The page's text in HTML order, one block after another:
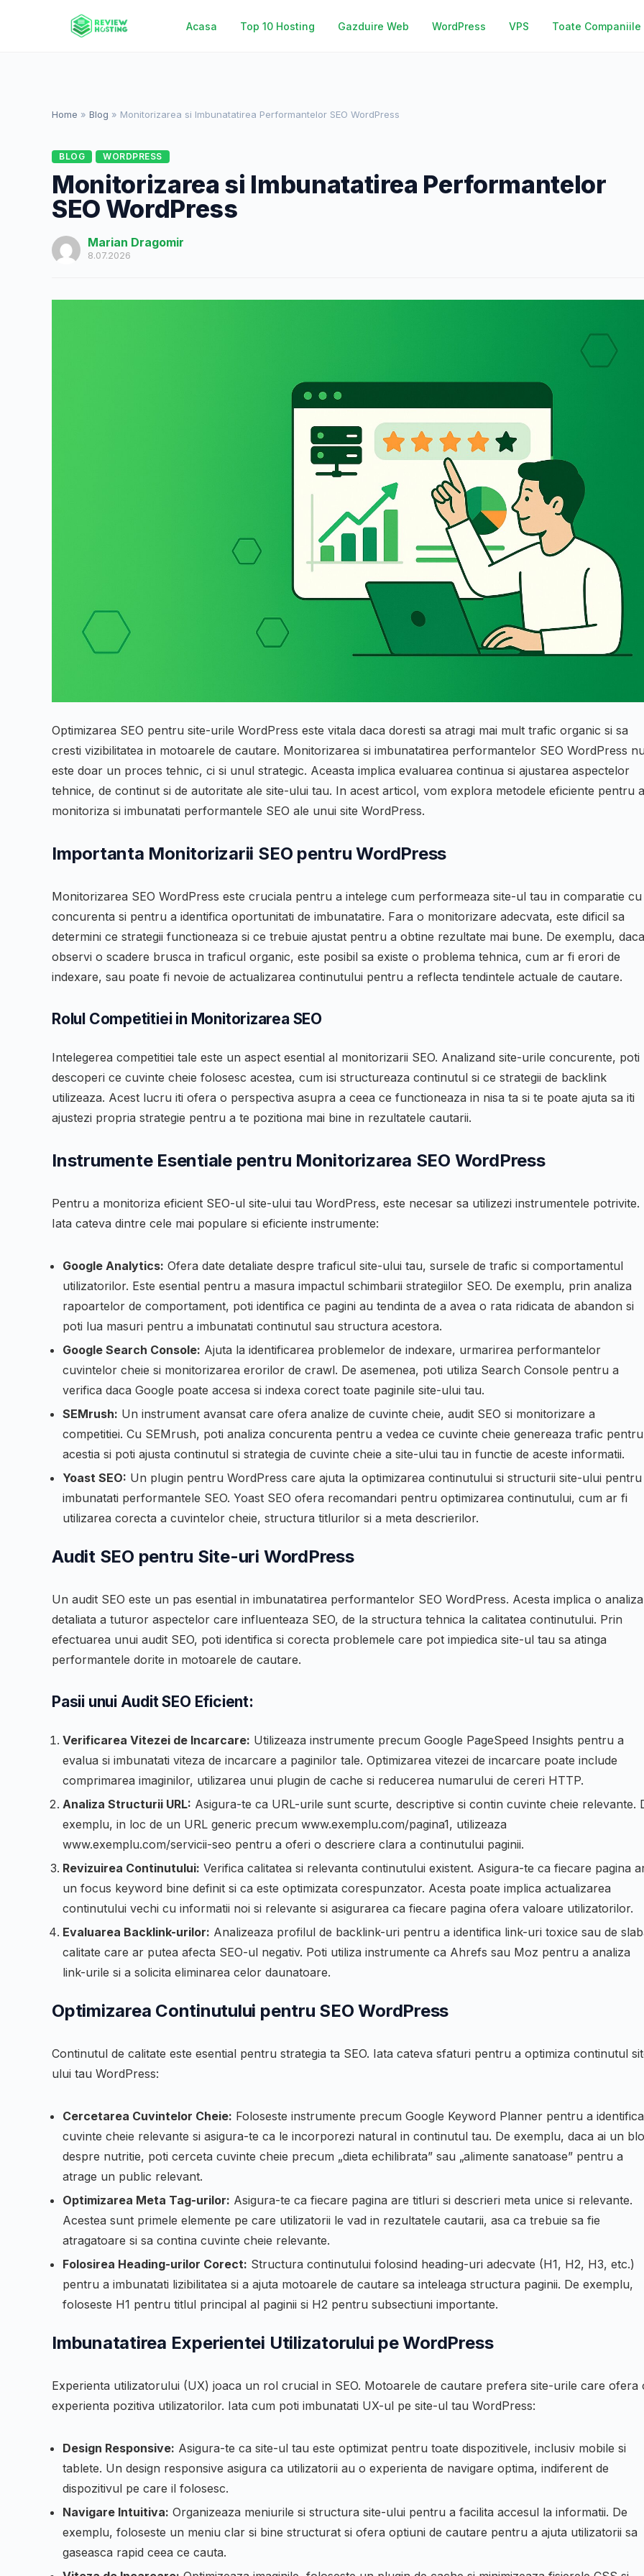
Acasa Top 10 Hosting Gazduire Web WordPress VPS Toate Companiile
Home » Blog » Monitorizarea si Imbunatatirea Performantelor SEO WordPress
BLOG WORDPRESS
Monitorizarea si Imbunatatirea Performantelor
SEO WordPress
Marian Dragomir
8.07.2026
Optimizarea SEO pentru site-urile WordPress este vitala daca doresti sa atragi mai mult trafic organic si sa
cresti vizibilitatea in motoarele de cautare. Monitorizarea si imbunatatirea performantelor SEO WordPress
este doar un proces tehnic, ci si unul strategic. Aceasta implica evaluarea continua si ajustarea aspectelor
tehnice, de continut si de autoritate ale site-ului tau. In acest articol, vom explora metodele eficiente pentru a
monitoriza si imbunatati performantele SEO ale unui site WordPress.
Importanta Monitorizarii SEO pentru WordPress
Monitorizarea SEO WordPress este cruciala pentru a intelege cum performeaza site-ul tau in comparatie cu
concurenta si pentru a identifica oportunitati de imbunatatire. Fara o monitorizare adecvata, este dificil sa
determini ce strategii functioneaza si ce trebuie ajustat pentru a obtine rezultate mai bune. De exemplu, daca
observi o scadere brusca in traficul organic, este posibil sa existe o problema tehnica, cum ar fi erori de
indexare, sau poate fi nevoie de actualizarea continutului pentru a reflecta tendintele actuale de cautare.
Rolul Competitiei in Monitorizarea SEO
Intelegerea competitiei tale este un aspect esential al monitorizarii SEO. Analizand site-urile concurente, poti
descoperi ce cuvinte cheie folosesc acestea, cum isi structureaza continutul si ce strategii de backlink
utilizeaza. Acest lucru iti ofera o perspectiva asupra a ceea ce functioneaza in nisa ta si te poate ajuta sa iti
ajustezi propria strategie pentru a te pozitiona mai bine in rezultatele cautarii.
Instrumente Esentiale pentru Monitorizarea SEO WordPress
Pentru a monitoriza eficient SEO-ul site-ului tau WordPress, este necesar sa utilizezi instrumentele potrivite.
Iata cateva dintre cele mai populare si eficiente instrumente:
Google Analytics: Ofera date detaliate despre traficul site-ului tau, sursele de trafic si comportamentul
utilizatorilor. Este esential pentru a masura impactul schimbarii strategiilor SEO. De exemplu, prin analiza
rapoartelor de comportament, poti identifica ce pagini au tendinta de a avea o rata ridicata de abandon si
poti lua masuri pentru a imbunatati continutul sau structura acestora.
Google Search Console: Ajuta la identificarea problemelor de indexare, urmarirea performantelor
cuvintelor cheie si monitorizarea erorilor de crawl. De asemenea, poti utiliza Search Console pentru a
verifica daca Google poate accesa si indexa corect toate paginile site-ului tau.
SEMrush: Un instrument avansat care ofera analize de cuvinte cheie, audit SEO si monitorizare a
competitiei. Cu SEMrush, poti analiza concurenta pentru a vedea ce cuvinte cheie genereaza trafic pentru
acestia si poti ajusta continutul si strategia de cuvinte cheie a site-ului tau in functie de aceste informatii.
Yoast SEO: Un plugin pentru WordPress care ajuta la optimizarea continutului si structurii site-ului pentru
imbunatati performantele SEO. Yoast SEO ofera recomandari pentru optimizarea continutului, cum ar fi
utilizarea corecta a cuvintelor cheie, structura titlurilor si a meta descrierilor.
Audit SEO pentru Site-uri WordPress
Un audit SEO este un pas esential in imbunatatirea performantelor SEO WordPress. Acesta implica o analiza
detaliata a tuturor aspectelor care influenteaza SEO, de la structura tehnica la calitatea continutului. Prin
efectuarea unui audit SEO, poti identifica si corecta problemele care pot impiedica site-ul tau sa atinga
performantele dorite in motoarele de cautare.
Pasii unui Audit SEO Eficient:
Verificarea Vitezei de Incarcare: Utilizeaza instrumente precum Google PageSpeed Insights pentru a
evalua si imbunatati viteza de incarcare a paginilor tale. Optimizarea vitezei de incarcare poate include
comprimarea imaginilor, utilizarea unui plugin de cache si reducerea numarului de cereri HTTP.
Analiza Structurii URL: Asigura-te ca URL-urile sunt scurte, descriptive si contin cuvinte cheie relevante.
exemplu, in loc de un URL generic precum www.exemplu.com/pagina1, utilizeaza
www.exemplu.com/servicii-seo pentru a oferi o descriere clara a continutului paginii.
Revizuirea Continutului: Verifica calitatea si relevanta continutului existent. Asigura-te ca fiecare pagina
un focus keyword bine definit si ca este optimizata corespunzator. Acesta poate implica actualizarea
continutului vechi cu informatii noi si relevante si asigurarea ca fiecare pagina ofera valoare utilizatorilor.
Evaluarea Backlink-urilor: Analizeaza profilul de backlink-uri pentru a identifica link-uri toxice sau de
calitate care ar putea afecta SEO-ul negativ. Poti utiliza instrumente ca Ahrefs sau Moz pentru a analiza
link-urile si a solicita eliminarea celor daunatoare.
Optimizarea Continutului pentru SEO WordPress
Continutul de calitate este esential pentru strategia ta SEO. Iata cateva sfaturi pentru a optimiza continutul
ului tau WordPress:
Cercetarea Cuvintelor Cheie: Foloseste instrumente precum Google Keyword Planner pentru a identifica
cuvinte cheie relevante si asigura-te ca le incorporezi natural in continutul tau. De exemplu, daca ai un
despre nutritie, poti cerceta cuvinte cheie precum „dieta echilibrata” sau „alimente sanatoase” pentru a
atrage un public relevant.
Optimizarea Meta Tag-urilor: Asigura-te ca fiecare pagina are titluri si descrieri meta unice si relevante.
Acestea sunt primele elemente pe care utilizatorii le vad in rezultatele cautarii, asa ca trebuie sa fie
atragatoare si sa contina cuvinte cheie relevante.
Folosirea Heading-urilor Corect: Structura continutului folosind heading-uri adecvate (H1, H2, H3, etc.)
pentru a imbunatati lizibilitatea si a ajuta motoarele de cautare sa inteleaga structura paginii. De exemplu,
foloseste H1 pentru titlul principal al paginii si H2 pentru subsectiuni importante.
Imbunatatirea Experientei Utilizatorului pe WordPress
Experienta utilizatorului (UX) joaca un rol crucial in SEO. Motoarele de cautare prefera site-urile care ofera
experienta pozitiva utilizatorilor. Iata cum poti imbunatati UX-ul pe site-ul tau WordPress:
Design Responsive: Asigura-te ca site-ul tau este optimizat pentru toate dispozitivele, inclusiv mobile si
tablete. Un design responsive asigura ca utilizatorii au o experienta de navigare optima, indiferent de
dispozitivul pe care il folosesc.
Navigare Intuitiva: Organizeaza meniurile si structura site-ului pentru a facilita accesul la informatii. De
exemplu, foloseste un meniu clar si bine structurat si ofera optiuni de cautare pentru a ajuta utilizatorii sa
gaseasca rapid ceea ce cauta.